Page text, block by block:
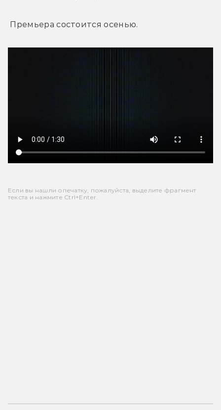
Премьера состоится осенью.
Если вы нашли опечатку, пожалуйста, выделите фрагмент
текста и нажмите Ctrl+Enter.